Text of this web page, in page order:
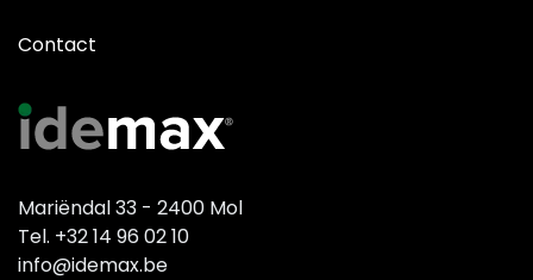
Contact
Mariëndal 33 - 2400 Mol
Tel. +32 14 96 02 10
info@idemax.be